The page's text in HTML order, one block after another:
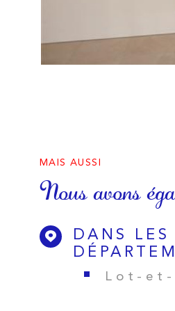
MAIS AUSSI
Nous avons
DANS LES
Lot-et-